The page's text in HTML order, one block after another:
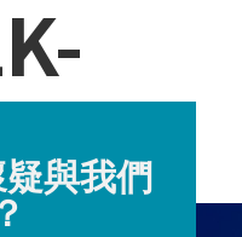
與我們